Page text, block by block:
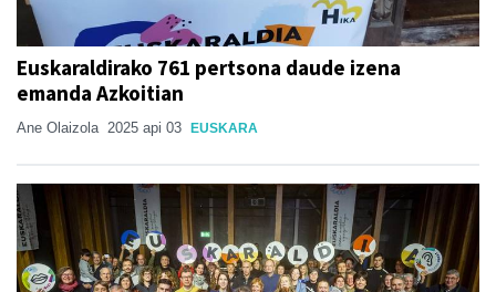
Euskaraldirako 761 pertsona daude izena
emanda Azkoitian
Ane Olaizola 2025 api 03 EUSKARA